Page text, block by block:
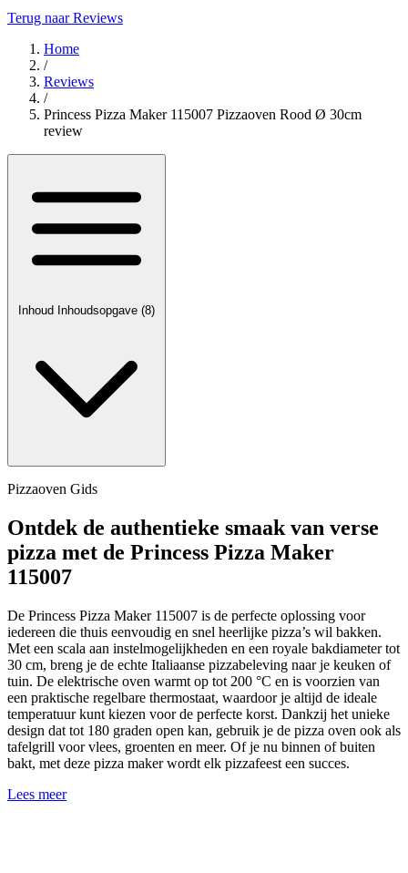
Terug naar Reviews
Home
/
Reviews
/
Princess Pizza Maker 115007 Pizzaoven Rood Ø 30cm
review
Inhoud Inhoudsopgave (8)
Pizzaoven Gids
Ontdek de authentieke smaak van verse
pizza met de Princess Pizza Maker
115007
De Princess Pizza Maker 115007 is de perfecte oplossing voor
iedereen die thuis eenvoudig en snel heerlijke pizza’s wil bakken.
Met een scala aan instelmogelijkheden en een royale bakdiameter tot
30 cm, breng je de echte Italiaanse pizzabeleving naar je keuken of
tuin. De elektrische oven warmt op tot 200 °C en is voorzien van
een praktische regelbare thermostaat, waardoor je altijd de ideale
temperatuur kunt kiezen voor de perfecte korst. Dankzij het unieke
design dat tot 180 graden open kan, gebruik je de pizza oven ook als
tafelgrill voor vlees, groenten en meer. Of je nu binnen of buiten
bakt, met deze pizza maker wordt elk pizzafeest een succes.
Lees meer